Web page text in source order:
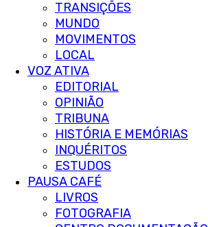
TRANSIÇÕES
MUNDO
MOVIMENTOS
LOCAL
VOZ ATIVA
EDITORIAL
OPINIÃO
TRIBUNA
HISTÓRIA E MEMÓRIAS
INQUÉRITOS
ESTUDOS
PAUSA CAFÉ
LIVROS
FOTOGRAFIA